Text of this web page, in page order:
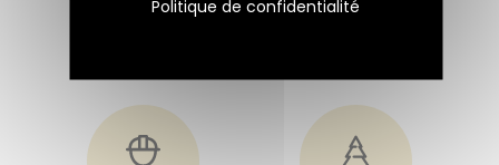
Fabriquée
Dédiée aux négoces
Politique de confidentialité